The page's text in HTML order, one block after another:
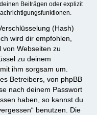
Beiträgen oder explizit
(Hash)
wird dir empfohlen,
von Webseiten zu
zu deinem
ihm sorgsam um.
Betreibers, von phpBB
nach deinem Passwort
haben, so kannst du
benutzen. Die